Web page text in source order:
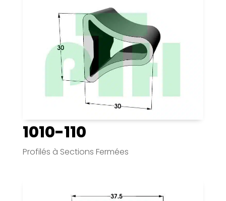
1010-110
Profilés à Sections Fermées